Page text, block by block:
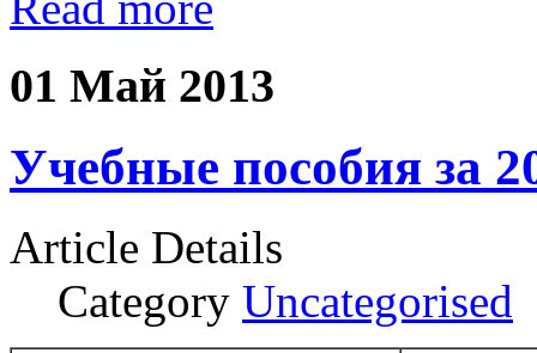
01 Май 2013
Учебные пособия за
Article Details
Category Uncategorised